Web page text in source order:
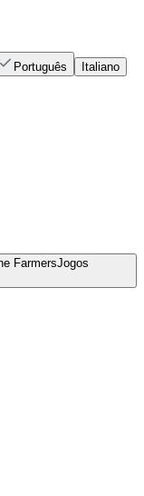
Português
Italiano
Jogos